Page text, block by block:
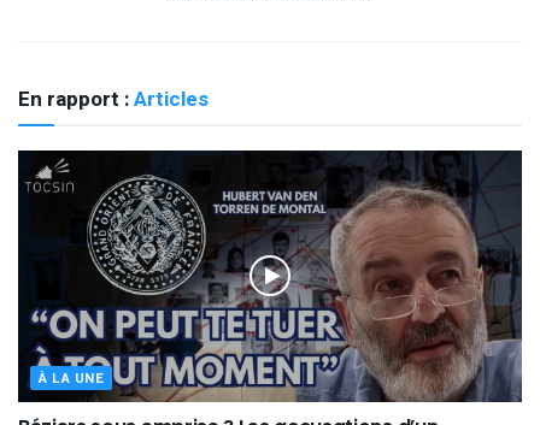
En rapport :Articles
À LA UNE